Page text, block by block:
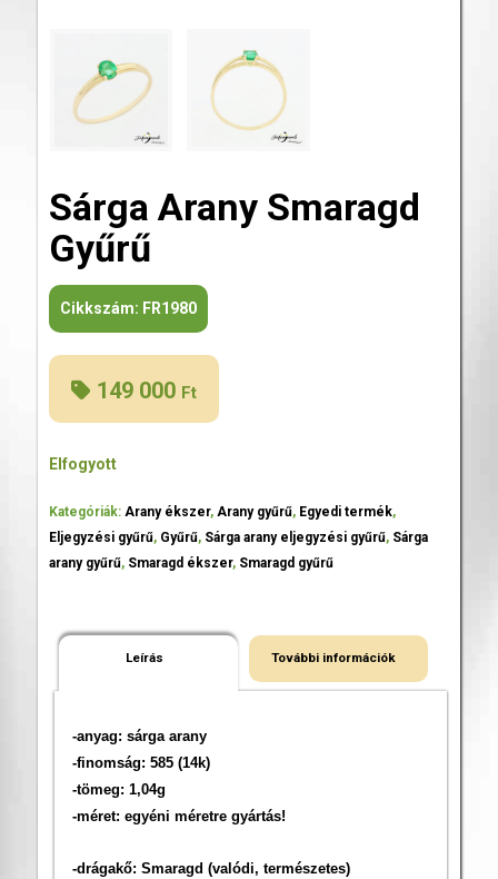
Sárga Arany Smaragd
Gyűrű
Cikkszám: FR1980
149 000 Ft
Elfogyott
Kategóriák: Arany ékszer, Arany gyűrű, Egyedi termék,
Eljegyzési gyűrű, Gyűrű, Sárga arany eljegyzési gyűrű, Sárga
arany gyűrű, Smaragd ékszer, Smaragd gyűrű
Leírás További információk
-anyag: sárga arany
-finomság: 585 (14k)
-tömeg: 1,04g
-méret: egyéni méretre gyártás!
-drágakő: Smaragd (valódi, természetes)